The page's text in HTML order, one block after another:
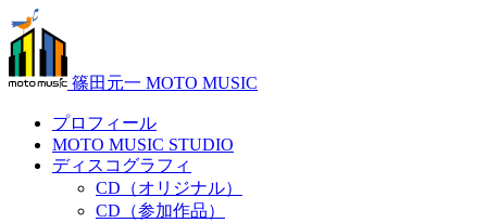
篠田元一 MOTO MUSIC
プロフィール
MOTO MUSIC STUDIO
ディスコグラフィ
CD（オリジナル）
CD（参加作品）